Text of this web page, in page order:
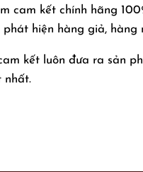
cam kết chính hãng
phát hiện hàng giả, hàng
kết luôn đưa ra sản
nhất.